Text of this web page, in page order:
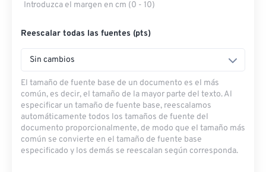
Introduzca el margen en cm (0 - 10)
Reescalar todas las fuentes (pts)
Sin cambios
El tamaño de fuente base de un documento es el más
común, es decir, el tamaño de la mayor parte del texto. Al
especificar un tamaño de fuente base, reescalamos
automáticamente todos los tamaños de fuente del
documento proporcionalmente, de modo que el tamaño más
común se convierte en el tamaño de fuente base
especificado y los demás se reescalan según corresponda.